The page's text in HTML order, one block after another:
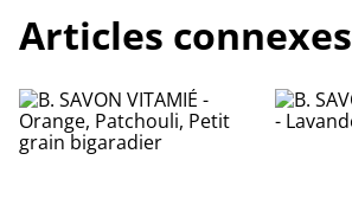
Articles connexes